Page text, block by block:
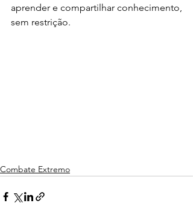
aprender e compartilhar conhecimento,
sem restrição.
Combate Extremo